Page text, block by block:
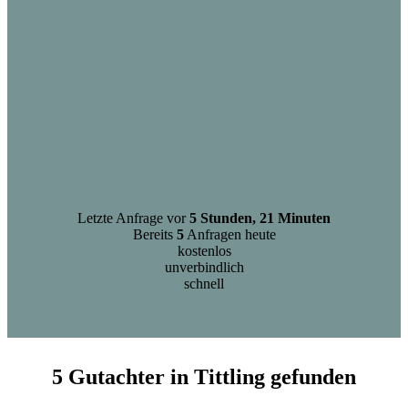
Letzte Anfrage vor5 Stunden, 21 Minuten
Bereits 5Anfragen heute
kostenlos
unverbindlich
schnell
5 Gutachter in Tittling gefunden